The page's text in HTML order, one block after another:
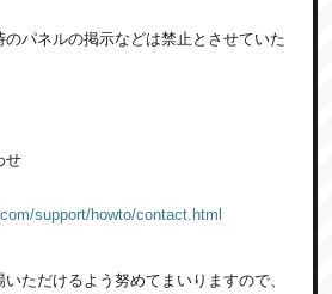
のパネルの掲示などは禁止とさせていた
せ
support/howto/contact.html
ただけるよう努めてまいりますので、